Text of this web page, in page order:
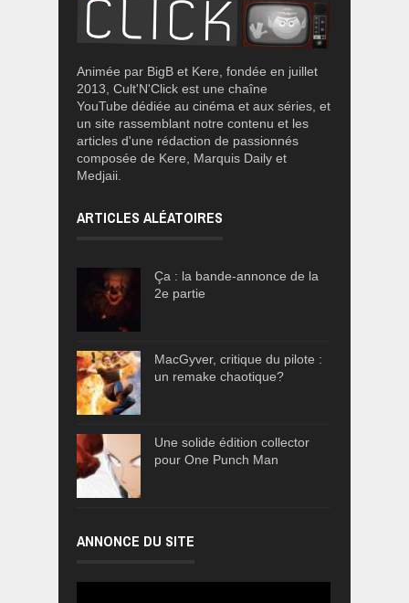
Animée par BigB et Kere, fondée en juillet
2013, Cult'N'Click est une chaîne
YouTube dédiée au cinéma et aux séries, et
un site rassemblant notre contenu et les
articles d'une rédaction de passionnés
composée de Kere, Marquis Daily et
Medjaii.
ARTICLES ALÉATOIRES
Ça : la bande-annonce de la
2e partie
MacGyver, critique du pilote :
un remake chaotique?
Une solide édition collector
pour One Punch Man
ANNONCE DU SITE